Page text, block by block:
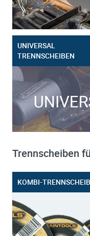
UNIVERSAL
TRENNSCHEIBEN
Trennscheiben
KOMBI-